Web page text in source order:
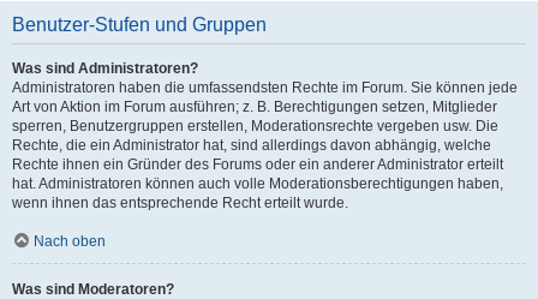
Benutzer-Stufen und Gruppen
Was sind Administratoren?
Administratoren haben die umfassendsten Rechte im Forum. Sie können jede
Art von Aktion im Forum ausführen; z. B. Berechtigungen setzen, Mitglieder
sperren, Benutzergruppen erstellen, Moderationsrechte vergeben usw. Die
Rechte, die ein Administrator hat, sind allerdings davon abhängig, welche
Rechte ihnen ein Gründer des Forums oder ein anderer Administrator erteilt
hat. Administratoren können auch volle Moderationsberechtigungen haben,
wenn ihnen das entsprechende Recht erteilt wurde.
Nach oben
Was sind Moderatoren?